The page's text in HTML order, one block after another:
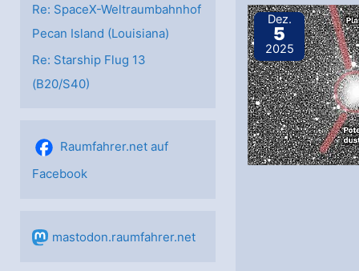
Re: SpaceX-Weltraumbahnhof
Pecan Island (Louisiana)
Re: Starship Flug 13
(B20/S40)
Raumfahrer.net auf
Facebook
mastodon.raumfahrer.net
Dez.
5
2025